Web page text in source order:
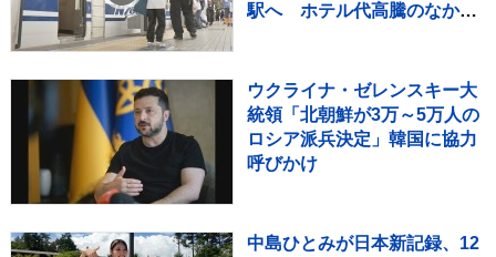
駅へ ホテル代高騰のなかレ
ウクライナ・ゼレンスキー大
統領「北朝鮮が3万～5万人の
ロシア派兵決定」韓国に協力
呼びかけ
中島ひとみが日本新記録、12